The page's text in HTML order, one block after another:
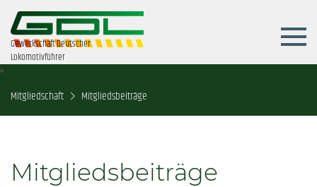
Gewerkschaft Deutscher
Lokomotivführer
Mitgliedschaft Mitgliedsbeiträge
Mitgliedsbeiträge